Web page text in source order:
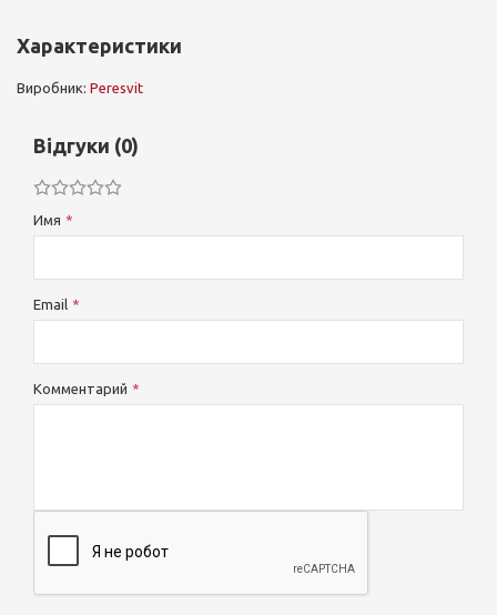
Характеристики
Виробник: Peresvit
Відгуки (0)
Имя
Email
Комментарий